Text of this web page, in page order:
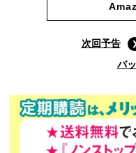
次回予告
バ